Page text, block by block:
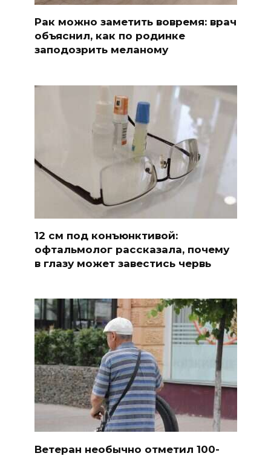
Рак можно заметить вовремя: врач
объяснил, как по родинке
заподозрить меланому
12 см под конъюнктивой:
офтальмолог рассказала, почему
в глазу может завестись червь
Ветеран необычно отметил 100-